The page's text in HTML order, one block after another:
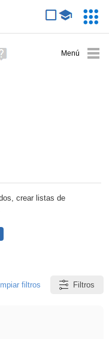
avanzada
crear listas de
filtros Filtros